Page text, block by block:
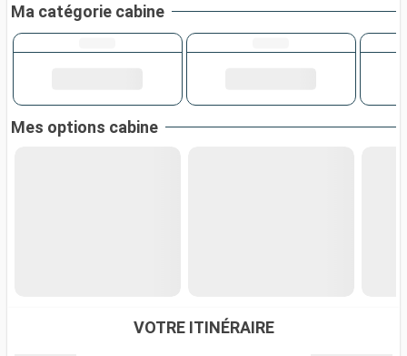
Ma catégorie cabine
Mes options cabine
VOTRE ITINÉRAIRE